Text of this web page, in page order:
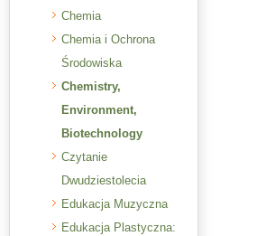
Chemia
Chemia i Ochrona
Środowiska
Chemistry,
Environment,
Biotechnology
Czytanie
Dwudziestolecia
Edukacja Muzyczna
Edukacja Plastyczna: